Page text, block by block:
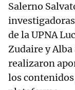
Salerno
de la UPNA
Zudaire y
realizaron
los